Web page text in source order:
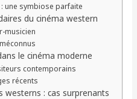
une symbiose parfaite
du cinéma western
musicien
le cinéma moderne
contemporains
récents
westerns : cas surprenants